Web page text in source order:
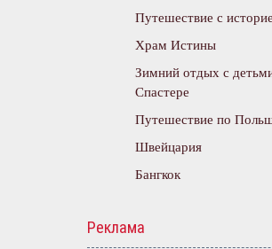
Путешествие с
Храм Истины
Зимний отдых с
Спастере
Путешествие по
Швейцария
Бангкок
Реклама